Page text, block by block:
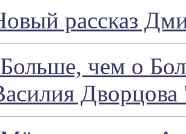
рассказ
чем о